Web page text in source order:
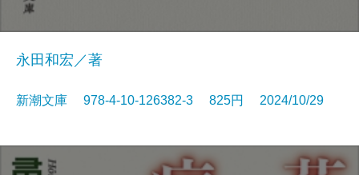
永田和宏／著
新潮文庫 978-4-10-126382-3 825円 2024/10/29